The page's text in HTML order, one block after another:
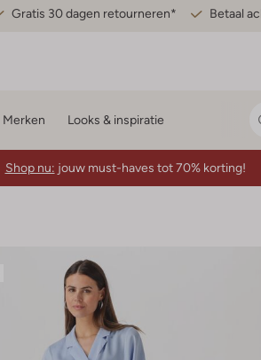
Gratis 30 dagen retourneren* Betaal
Merken Looks & inspiratie
Shop nu: jouw must-haves tot 70% korting!